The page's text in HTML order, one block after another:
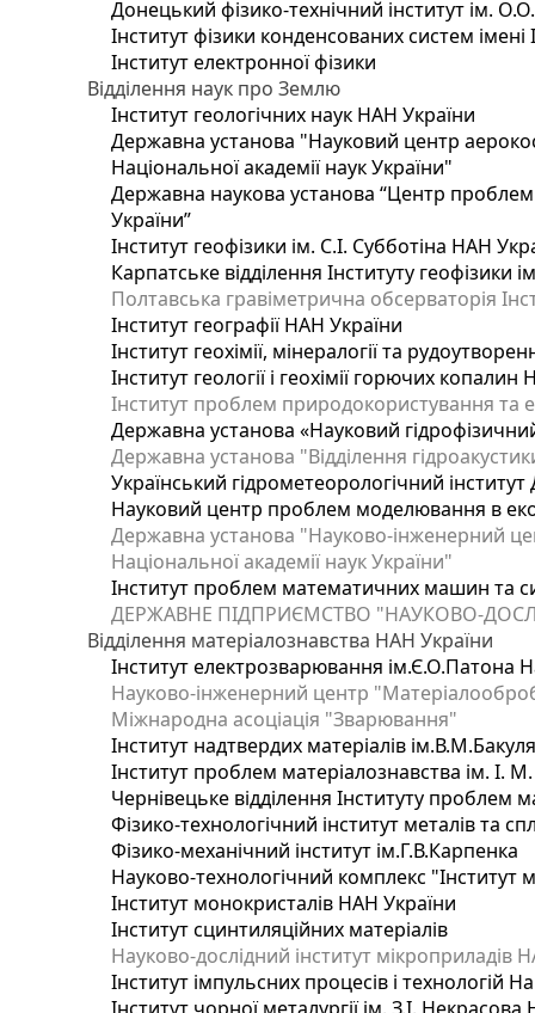
Донецький фізико-технічний інститут ім.
Інститут фізики конденсованих систем
Інститут електронної фізики
Відділення наук про Землю
Інститут геологічних наук НАН України
Державна установа "Науковий центр
Національної академії наук України"
Державна наукова установа “Центр проблем
України”
Інститут геофізики ім. С.І. Субботіна НАН
Карпатське відділення Інституту геофізики
Полтавська гравіметрична обсерваторія
Інститут географії НАН України
Інститут геохімії, мінералогії та
Інститут геології і геохімії горючих
Інститут проблем природокористування та
Державна установа «Науковий
Державна установа "Відділення
Український гідрометеорологічний
Науковий центр проблем моделювання в
Державна установа "Науково-інженерний
Національної академії наук України"
Інститут проблем математичних машин та
ДЕРЖАВНЕ ПІДПРИЄМСТВО "НАУКОВО-
Відділення матеріалознавства НАН України
Інститут електрозварювання ім.Є.О.Патона
Науково-інженерний центр
Міжнародна асоціація "Зварювання"
Інститут надтвердих матеріалів
Інститут проблем матеріалознавства ім. І.
Чернівецьке відділення Інституту проблем
Фізико-технологічний інститут металів та
Фізико-механічний інститут ім.Г.В.Карпенка
Науково-технологічний комплекс "Інститут
Інститут монокристалів НАН України
Інститут сцинтиляційних матеріалів
Науково-дослідний інститут мікроприладів
Інститут імпульсних процесів і технологій